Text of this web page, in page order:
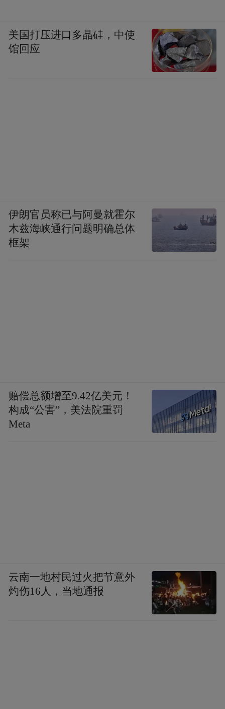
美国打压进口多晶硅，中使
馆回应
伊朗官员称已与阿曼就霍尔
木兹海峡通行问题明确总体
框架
赔偿总额增至9.42亿美元！
构成“公害”，美法院重罚
Meta
云南一地村民过火把节意外
灼伤16人，当地通报